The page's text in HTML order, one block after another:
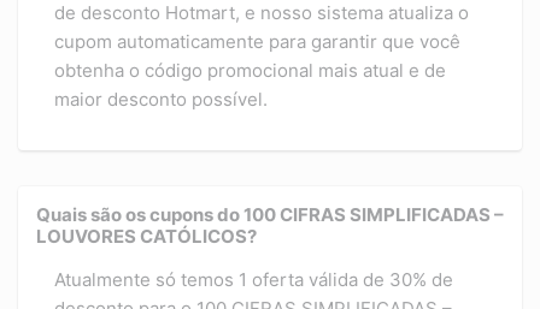
de desconto Hotmart, e nosso sistema atualiza o
cupom automaticamente para garantir que você
obtenha o código promocional mais atual e de
maior desconto possível.
Quais são os cupons do 100 CIFRAS SIMPLIFICADAS –
LOUVORES CATÓLICOS?
Atualmente só temos 1 oferta válida de 30% de